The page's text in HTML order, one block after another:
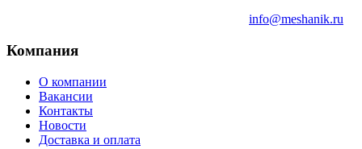
info@meshanik.ru
Компания
О компании
Вакансии
Контакты
Новости
Доставка и оплата